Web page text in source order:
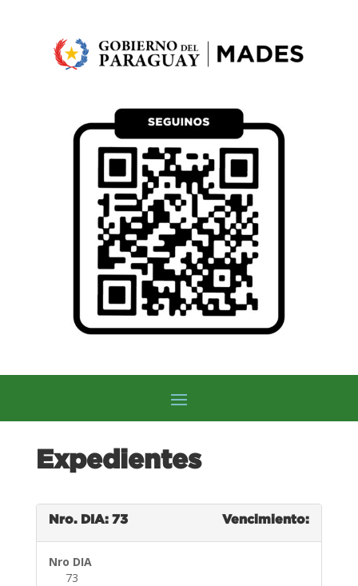
Expedientes
Nro. DIA: 73 Vencimiento:
Nro DIA
73